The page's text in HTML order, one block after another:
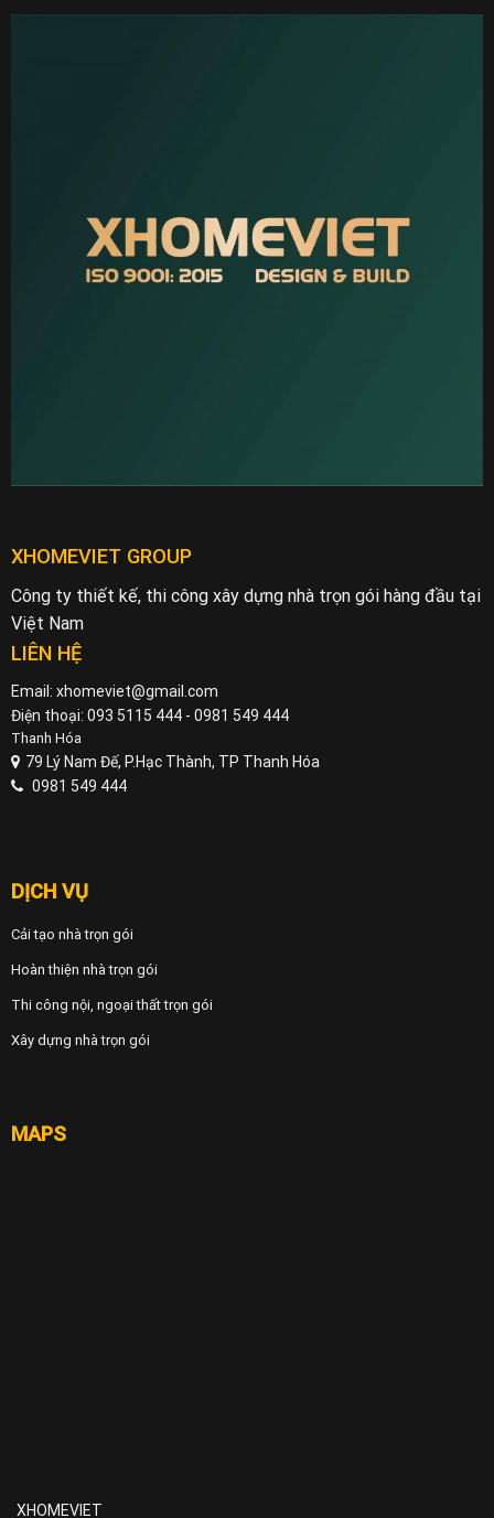
XHOMEVIET GROUP
Công ty thiết kế, thi công xây dựng nhà trọn gói hàng đầu tại
Việt Nam
LIÊN HỆ
Email: xhomeviet@gmail.com
Điện thoại: 093 5115 444 - 0981 549 444
Thanh Hóa
79 Lý Nam Đế, P.Hạc Thành, TP Thanh Hóa
0981 549 444
DỊCH VỤ
Cải tạo nhà trọn gói
Hoàn thiện nhà trọn gói
Thi công nội, ngoại thất trọn gói
Xây dựng nhà trọn gói
MAPS
XHOMEVIET